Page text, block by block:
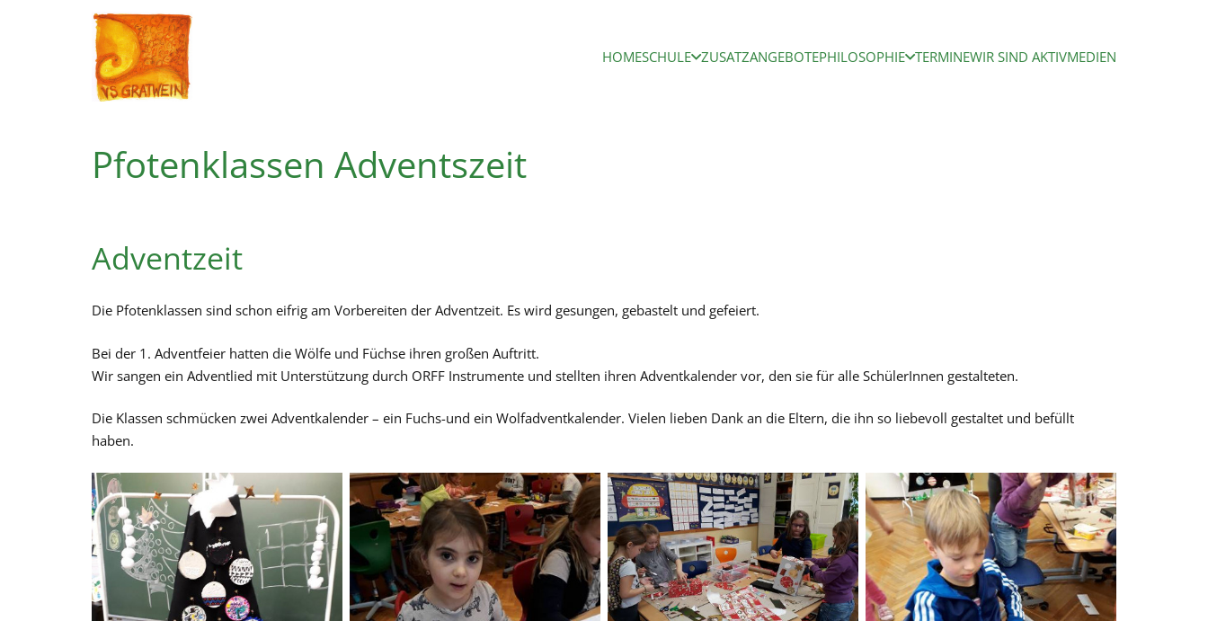
HOMESCHULE ZUSATZANGEBOTEPHILOSOPHIE TERMINEWIR SIND AKTIVMEDIEN
Pfotenklassen Adventszeit
Adventzeit
Die Pfotenklassen sind schon eifrig am Vorbereiten der Adventzeit. Es wird gesungen, gebastelt und gefeiert.
Bei der 1. Adventfeier hatten die Wölfe und Füchse ihren großen Auftritt.
Wir sangen ein Adventlied mit Unterstützung durch ORFF Instrumente und stellten ihren Adventkalender vor, den sie für alle SchülerInnen gestalteten.
Die Klassen schmücken zwei Adventkalender – ein Fuchs-und ein Wolfadventkalender. Vielen lieben Dank an die Eltern, die ihn so liebevoll gestaltet und befüllt
haben.